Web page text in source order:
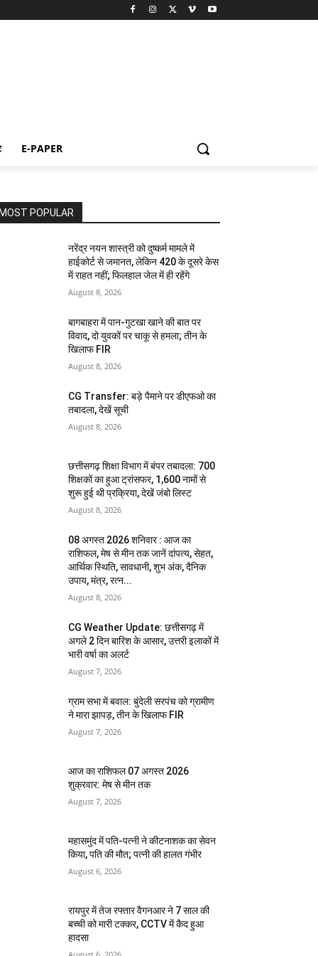
E-PAPER
MOST POPULAR
नरेंद्र नयन शास्त्री को दुष्कर्म मामले में
हाईकोर्ट से जमानत, लेकिन 420 के दूसरे केस
में राहत नहीं; फिलहाल जेल में ही रहेंगे
August 8, 2026
बागबाहरा में पान-गुटखा खाने की बात पर
विवाद, दो युवकों पर चाकू से हमला; तीन के
खिलाफ FIR
August 8, 2026
CG Transfer: बड़े पैमाने पर डीएफओ का
तबादला, देखें सूची
August 8, 2026
छत्तीसगढ़ शिक्षा विभाग में बंपर तबादला: 700
शिक्षकों का हुआ ट्रांसफर, 1,600 नामों से
शुरू हुई थी प्रक्रिया, देखें जंबो लिस्ट
August 8, 2026
08 अगस्त 2026 शनिवार : आज का
राशिफल, मेष से मीन तक जानें दांपत्य, सेहत,
आर्थिक स्थिति, सावधानी, शुभ अंक, दैनिक
उपाय, मंत्र, रत्न...
August 8, 2026
CG Weather Update: छत्तीसगढ़ में
अगले 2 दिन बारिश के आसार, उत्तरी इलाकों में
भारी वर्षा का अलर्ट
August 7, 2026
ग्राम सभा में बवाल: बुंदेली सरपंच को ग्रामीण
ने मारा झापड़, तीन के खिलाफ FIR
August 7, 2026
आज का राशिफल 07 अगस्त 2026
शुक्रवार: मेष से मीन तक
August 7, 2026
महासमुंद में पति-पत्नी ने कीटनाशक का सेवन
किया, पति की मौत; पत्नी की हालत गंभीर
August 6, 2026
रायपुर में तेज रफ्तार वैगनआर ने 7 साल की
बच्ची को मारी टक्कर, CCTV में कैद हुआ
हादसा